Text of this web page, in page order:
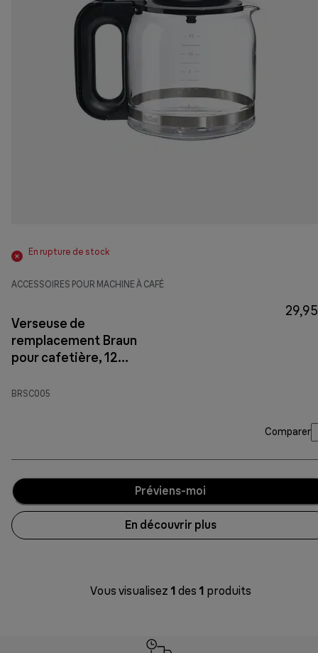
En rupture de stock
ACCESSOIRES POUR MACHINE À CAFÉ
Verseuse de
remplacement Braun
pour cafetière, 12
BRSC005
BRSC005
Comparer
Préviens-moi
En découvrir plus
Vous visualisez 1 des 1 produits